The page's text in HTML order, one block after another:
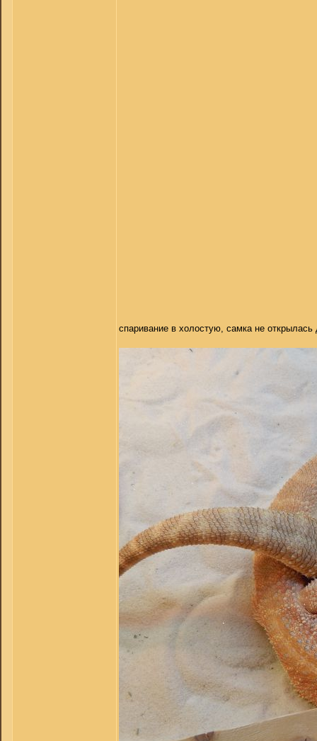
спаривание в холостую, самка не